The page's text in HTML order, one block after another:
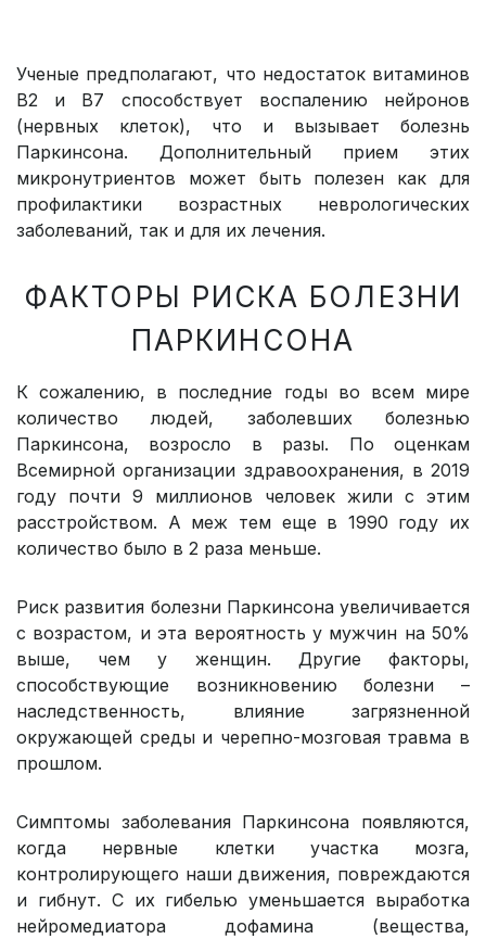
Ученые предполагают, что недостаток витаминов
В2 и В7 способствует воспалению нейронов
(нервных клеток), что и вызывает болезнь
Паркинсона. Дополнительный прием этих
микронутриентов может быть полезен как для
профилактики возрастных неврологических
заболеваний, так и для их лечения.
ФАКТОРЫ РИСКА БОЛЕЗНИ
ПАРКИНСОНА
К сожалению, в последние годы во всем мире
количество людей, заболевших болезнью
Паркинсона, возросло в разы. По оценкам
Всемирной организации здравоохранения, в 2019
году почти 9 миллионов человек жили с этим
расстройством. А меж тем еще в 1990 году их
количество было в 2 раза меньше.
Риск развития болезни Паркинсона увеличивается
с возрастом, и эта вероятность у мужчин на 50%
выше, чем у женщин. Другие факторы,
способствующие возникновению болезни –
наследственность, влияние загрязненной
окружающей среды и черепно-мозговая травма в
прошлом.
Симптомы заболевания Паркинсона появляются,
когда нервные клетки участка мозга,
контролирующего наши движения, повреждаются
и гибнут. С их гибелью уменьшается выработка
нейромедиатора дофамина (вещества,